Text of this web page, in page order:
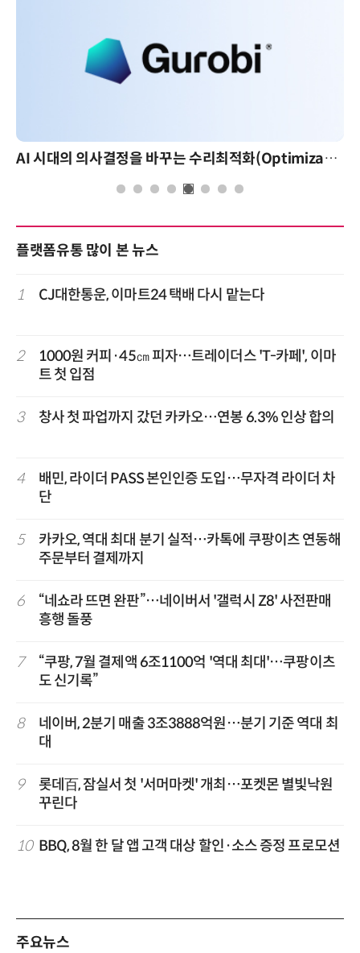
AI 시대의 의사결정을 바꾸는 수리최적화(Optimization): 실제 산업 적용 사례와 활용 전략
플랫폼유통 많이 본 뉴스
1 CJ대한통운, 이마트24 택배 다시 맡는다
2
1000원 커피·45㎝ 피자…트레이더스 'T-카페', 이마
트 첫 입점
3 창사 첫 파업까지 갔던 카카오…연봉 6.3% 인상 합의
4
배민, 라이더 PASS 본인인증 도입…무자격 라이더 차
단
5
카카오, 역대 최대 분기 실적…카톡에 쿠팡이츠 연동해
주문부터 결제까지
6
“네쇼라 뜨면 완판”…네이버서 '갤럭시 Z8' 사전판매
흥행 돌풍
7
“쿠팡, 7월 결제액 6조1100억 '역대 최대'…쿠팡이츠
도 신기록”
8
네이버, 2분기 매출 3조3888억원…분기 기준 역대 최
대
9
롯데百, 잠실서 첫 '서머마켓' 개최…포켓몬 별빛낙원
꾸린다
10 BBQ, 8월 한 달 앱 고객 대상 할인·소스 증정 프로모션
주요뉴스